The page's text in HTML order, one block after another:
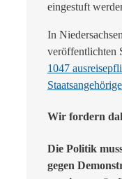
eingestuft
In
veröffentlichten
1047
Staatsangehörige
Wir fordern
Die Politik
gegen